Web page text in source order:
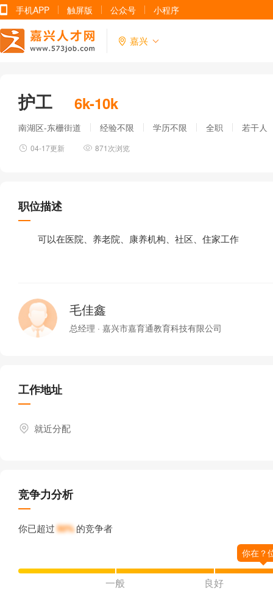
手机APP 触屏版 公众号 小程序
嘉兴
护工 6k-10k
南湖区-东栅街道 经验不限 学历不限 全职 若干人
04-17更新 871次浏览
职位描述
可以在医院、养老院、康养机构、社区、住家工作
毛佳鑫
总经理 · 嘉兴市嘉育通教育科技有限公司
工作地址
就近分配
竞争力分析
你已超过50%的竞争者
一般 良好